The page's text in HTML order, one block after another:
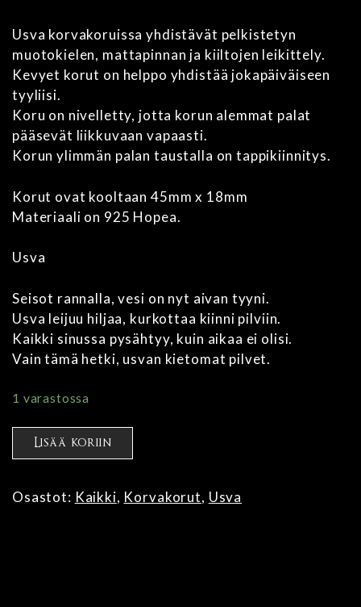
Usva korvakoruissa yhdistävät pelkistetyn
muotokielen, mattapinnan ja kiiltojen leikittely.
Kevyet korut on helppo yhdistää jokapäiväiseen
tyyliisi.
Koru on nivelletty, jotta korun alemmat palat
pääsevät liikkuvaan vapaasti.
Korun ylimmän palan taustalla on tappikiinnitys.
Korut ovat kooltaan 45mm x 18mm
Materiaali on 925 Hopea.
Usva
Seisot rannalla, vesi on nyt aivan tyyni.
Usva leijuu hiljaa, kurkottaa kiinni pilviin.
Kaikki sinussa pysähtyy, kuin aikaa ei olisi.
Vain tämä hetki, usvan kietomat pilvet.
1 varastossa
Usva
korvakorut
määrä
Lisää koriin
Osastot: Kaikki, Korvakorut, Usva